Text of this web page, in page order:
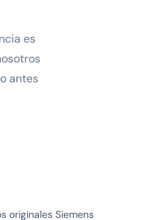
es
antes
originales Siemens